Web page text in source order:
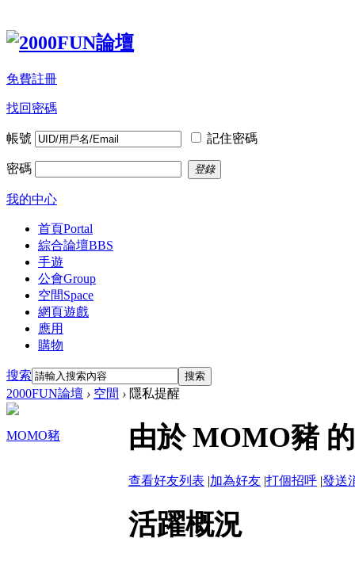
免費註冊
找回密碼
帳號 記住密碼
密碼 登錄
我的中心
首頁Portal
綜合論壇BBS
手遊
公會Group
空間Space
網頁遊戲
應用
購物
搜索 搜索
2000FUN論壇 › 空間 › 隱私提醒
MOMO豬 由於 MOMO豬
查看好友列表 |加為好友 |打個招呼 |發送
活躍概況